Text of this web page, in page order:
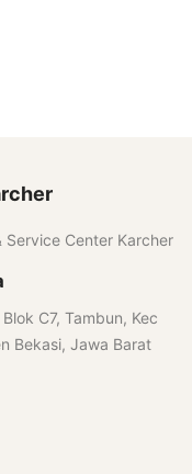
Service Center Karcher
C7, Tambun, Kec
Bekasi, Jawa Barat